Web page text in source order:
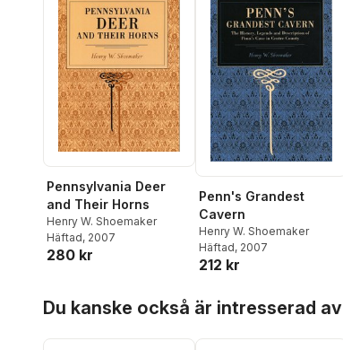
Pennsylvania Deer
and Their Horns
Henry W. Shoemaker
Häftad, 2007
280 kr
Penn's Grandest
Cavern
Henry W. Shoemaker
Häftad, 2007
212 kr
Du kanske också är intresserad av